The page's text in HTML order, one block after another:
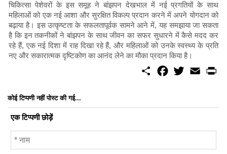
चिकित्सा पेशेवरों के इस समूह ने बांझपन देखभाल में नई प्रगतियों के साथ
महिलाओं को एक नई आशा और सुरक्षित विकल्प प्रदान करने में अपने योगदान को
बढ़ाया है। इस उत्कृष्टता के सफलतापूर्वक सामने आने में, यह समझाया जा सकता
है कि इन तकनीकों ने बांझपन के साथ जीवन का सफर सुधारने में कैसे मदद कर
रहे हैं, एक नई दिशा में राह दिखा रहे हैं, और महिलाओं को उनके स्वस्थ्य के प्रति
नए और सकारात्मक दृष्टिकोण का आनंद लेने का मौका प्रदान किया है।
S
o
w
e
E
m
कोई टिप्पणी नहीं पोस्ट की गई...
एक टिप्पणी छोड़ें